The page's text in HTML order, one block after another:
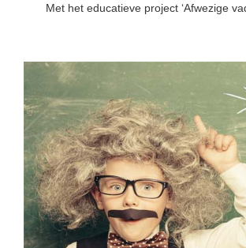
Met het educatieve project ‘Afwezige